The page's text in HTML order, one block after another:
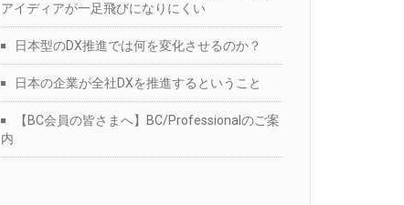
アイディアが一足飛びになりにくい
日本型のDX推進では何を変化させるのか？
日本の企業が全社DXを推進するということ
【BC会員の皆さまへ】BC/Professionalのご案
内